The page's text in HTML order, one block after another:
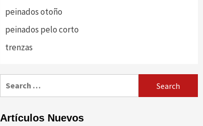
peinados otoño
peinados pelo corto
trenzas
Artículos Nuevos